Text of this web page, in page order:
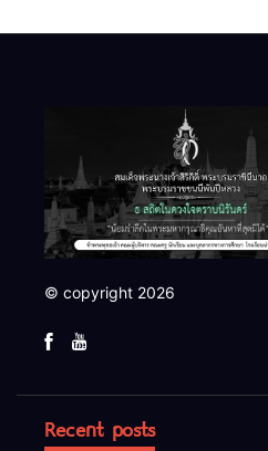
© copyright 2026
Recent posts